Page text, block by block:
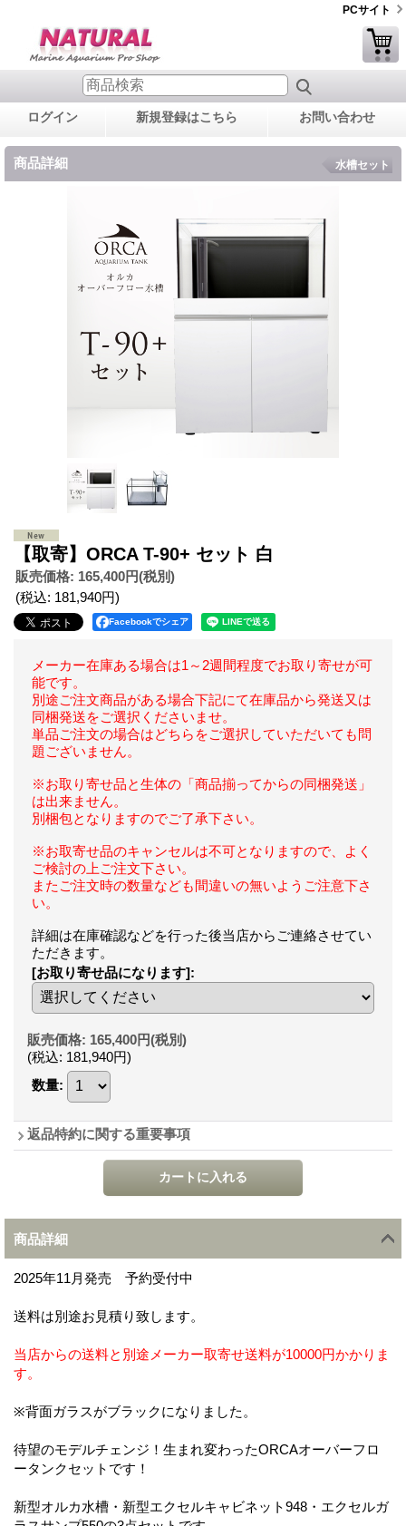
PCサイト
ログイン 新規登録はこちら お問い合わせ
商品詳細 水槽セット
【取寄】ORCA T-90+ セット 白
販売価格: 165,400円(税別)
(税込: 181,940円)
Facebookでシェア
メーカー在庫ある場合は1～2週間程度でお取り寄せが可
能です。
別途ご注文商品がある場合下記にて在庫品から発送又は
同梱発送をご選択くださいませ。
単品ご注文の場合はどちらをご選択していただいても問
題ございません。
※お取り寄せ品と生体の「商品揃ってからの同梱発送」
は出来ません。
別梱包となりますのでご了承下さい。
※お取寄せ品のキャンセルは不可となりますので、よく
ご検討の上ご注文下さい。
またご注文時の数量なども間違いの無いようご注意下さ
い。
詳細は在庫確認などを行った後当店からご連絡させてい
ただきます。
[お取り寄せ品になります]:
販売価格: 165,400円(税別)
(税込: 181,940円)
数量:
返品特約に関する重要事項
商品詳細
2025年11月発売 予約受付中
送料は別途お見積り致します。
当店からの送料と別途メーカー取寄せ送料が10000円かかりま
す。
※背面ガラスがブラックになりました。
待望のモデルチェンジ！生まれ変わったORCAオーバーフロ
ータンクセットです！
新型オルカ水槽・新型エクセルキャビネット948・エクセルガ